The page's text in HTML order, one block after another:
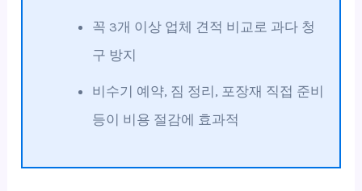
꼭 3개 이상 업체 견적 비교로 과다 청
구 방지
비수기 예약, 짐 정리, 포장재 직접 준비
등이 비용 절감에 효과적